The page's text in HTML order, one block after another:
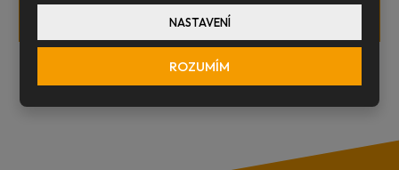
osobních
ODESLAT
Formulář
se
nepodařilo
NASTAVENÍ
ROZUMÍM